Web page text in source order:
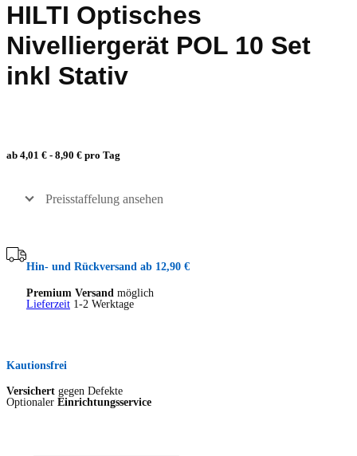
HILTI Optisches
Nivelliergerät POL 10 Set
inkl Stativ
ab 4,01 € - 8,90 € pro Tag
Preisstaffelung ansehen
Hin- und Rückversand ab 12,90 €
Premium Versand möglich
Lieferzeit 1-2 Werktage
Kautionsfrei
Versichert gegen Defekte
Optionaler Einrichtungsservice